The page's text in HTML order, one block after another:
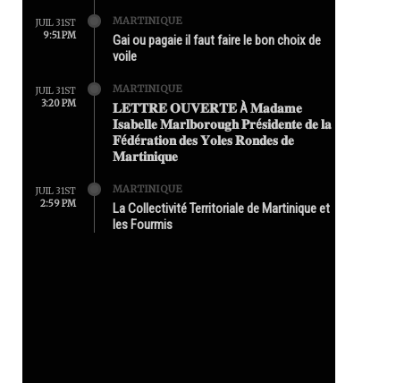
JUIL 31ST
9:51 PM
MARTINIQUE
Gai ou pagaie il faut faire le bon choix de
voile
JUIL 31ST
3:20 PM
MARTINIQUE
𝐋𝐄𝐓𝐓𝐑𝐄 𝐎𝐔𝐕𝐄𝐑𝐓𝐄 À 𝐌𝐚𝐝𝐚𝐦𝐞
𝐈𝐬𝐚𝐛𝐞𝐥𝐥𝐞 𝐌𝐚𝐫𝐥𝐛𝐨𝐫𝐨𝐮𝐠𝐡 𝐏𝐫é𝐬𝐢𝐝𝐞𝐧𝐭𝐞 𝐝𝐞 𝐥𝐚
𝐅é𝐝é𝐫𝐚𝐭𝐢𝐨𝐧 𝐝𝐞𝐬 𝐘𝐨𝐥𝐞𝐬 𝐑𝐨𝐧𝐝𝐞𝐬 𝐝𝐞
𝐌𝐚𝐫𝐭𝐢𝐧𝐢𝐪𝐮𝐞
JUIL 31ST
2:59 PM
MARTINIQUE
La Collectivité Territoriale de Martinique et
les Fourmis